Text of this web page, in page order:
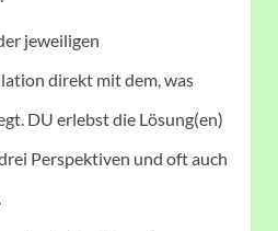
jeweiligen
direkt mit dem, was
DU erlebst die Lösung(en)
Perspektiven und oft auch